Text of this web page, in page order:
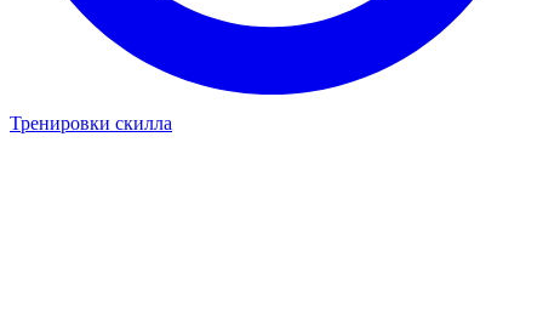
Тренировки скилла